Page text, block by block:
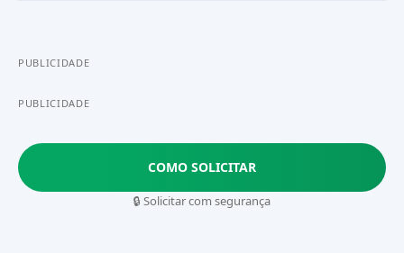
PUBLICIDADE
PUBLICIDADE
COMO SOLICITAR
🔒 Solicitar com segurança